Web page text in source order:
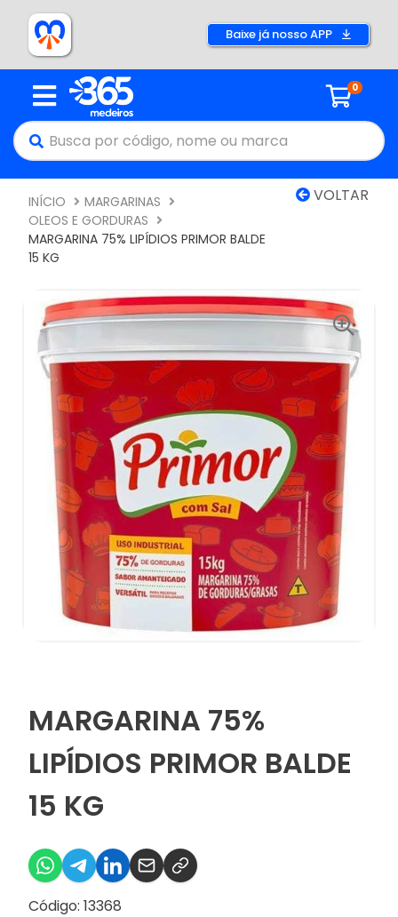
Baixe já nosso APP
0
VOLTAR
INÍCIO
MARGARINAS
OLEOS E GORDURAS
MARGARINA 75% LIPÍDIOS PRIMOR BALDE
15 KG
MARGARINA 75%
LIPÍDIOS PRIMOR BALDE
15 KG
Código: 13368